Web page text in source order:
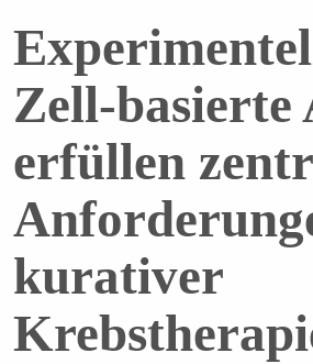
Zell-basierte
erfüllen
kurativer